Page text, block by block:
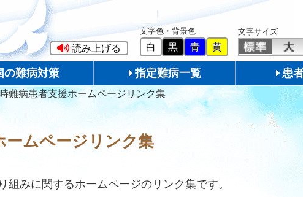
文字サイズ
文字色・背景色
白 黒 青 黄
読み上げる
の難病対策 指定難病一覧 患
難病患者支援ホームページリンク集
ームページリンク集
みに関するホームページのリンク集です。